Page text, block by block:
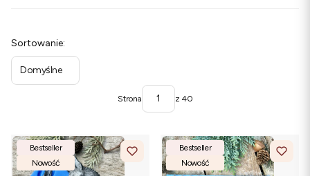
Lista produktów
Sortowanie:
Domyślne
Strona z 40
Bestseller
Nowość
Bestseller
Nowość